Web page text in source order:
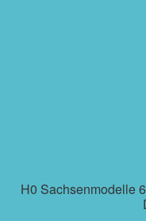
H0 Sachsenmodelle